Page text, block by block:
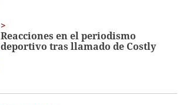
Reacciones en el periodismo
deportivo tras llamado de Costly